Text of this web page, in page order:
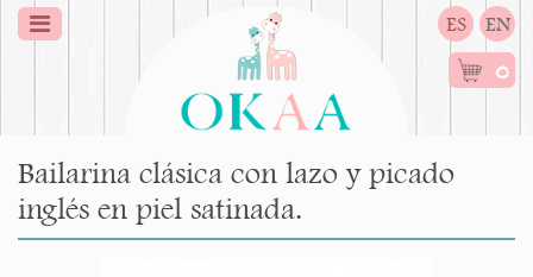
ES EN
0
Bailarina clásica con lazo y picado
inglés en piel satinada.